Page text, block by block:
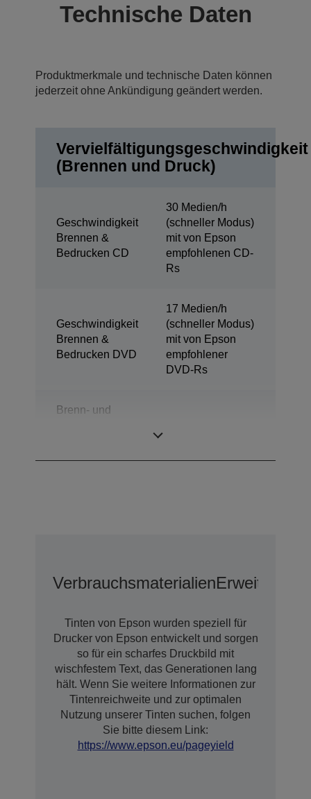
Technische Daten
Produktmerkmale und technische Daten können
jederzeit ohne Ankündigung geändert werden.
Vervielfältigungsgeschwindigkeit
(Brennen und Druck)
Geschwindigkeit
Brennen &
Bedrucken CD
30 Medien/h
(schneller Modus)
mit von Epson
empfohlenen CD-
Rs
Geschwindigkeit
Brennen &
Bedrucken DVD
17 Medien/h
(schneller Modus)
mit von Epson
empfohlener
DVD-Rs
Brenn- und
VerbrauchsmaterialienErweiterte
Tinten von Epson wurden speziell für
Drucker von Epson entwickelt und sorgen
so für ein scharfes Druckbild mit
wischfestem Text, das Generationen lang
hält. Wenn Sie weitere Informationen zur
Tintenreichweite und zur optimalen
Nutzung unserer Tinten suchen, folgen
Sie bitte diesem Link:
https://www.epson.eu/pageyield